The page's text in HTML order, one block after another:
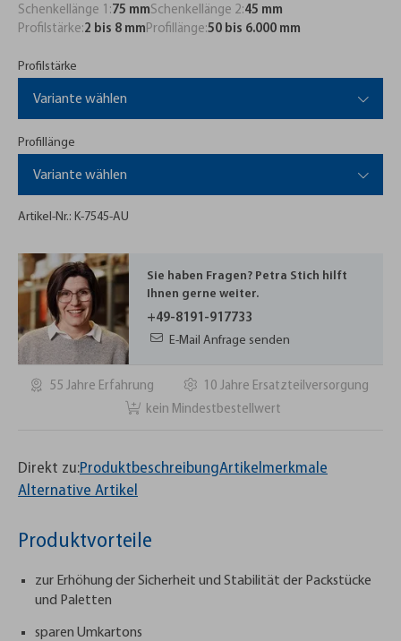
Schenkellänge 1:75 mmSchenkellänge 2:45 mm
Profilstärke:2 bis 8 mm Profillänge:50 bis 6.000 mm
Profilstärke
Variante wählen
Profillänge
Variante wählen
Artikel-Nr.: K-7545-AU
Sie haben Fragen? Petra Stich hilft
Ihnen gerne weiter.
+49-8191-917733
E-Mail Anfrage senden
55 Jahre Erfahrung
10 Jahre Ersatzteilversorgung
kein Mindestbestellwert
Direkt zu:ProduktbeschreibungArtikelmerkmale
Alternative Artikel
Produktvorteile
zur Erhöhung der Sicherheit und Stabilität der Packstücke
und Paletten
sparen Umkartons